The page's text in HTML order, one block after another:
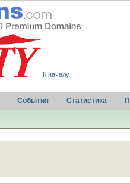
К началу
События Статистика